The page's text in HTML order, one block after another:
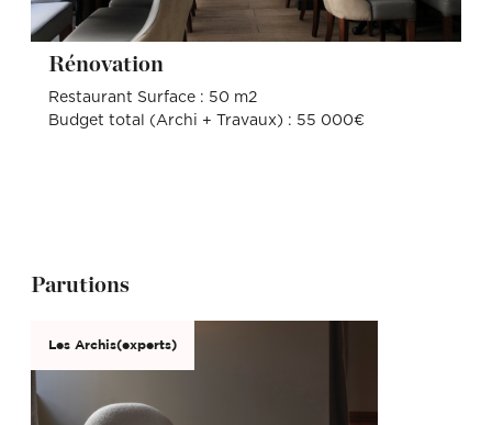
Rénovation
Restaurant Surface : 50 m2
Budget total (Archi + Travaux) : 55 000€
Parutions
Les Archis(experts)